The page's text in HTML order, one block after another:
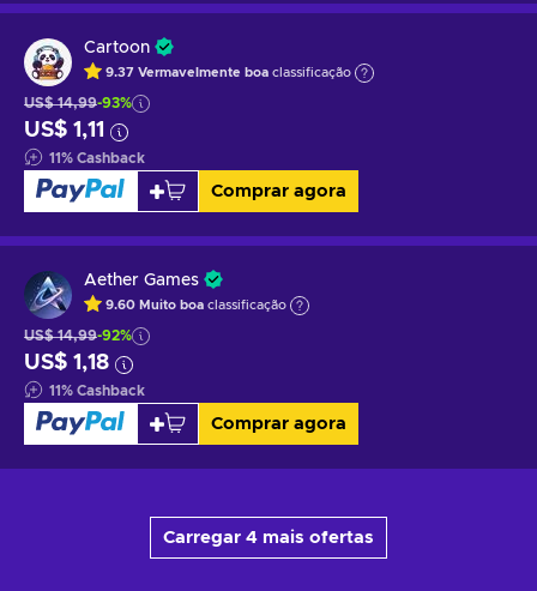
Cartoon
9.37 Vermavelmente boa classificação
US$ 14,99-93%
US$ 1,11
11% Cashback
Comprar agora
Aether Games
9.60 Muito boa classificação
US$ 14,99-92%
US$ 1,18
11% Cashback
Comprar agora
Carregar 4 mais ofertas